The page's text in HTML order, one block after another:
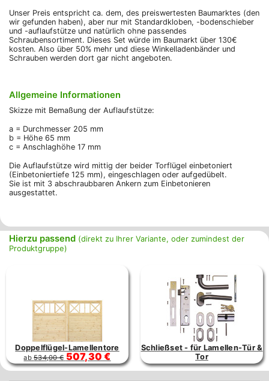
Unser Preis entspricht ca. dem, des preiswertesten Baumarktes (den
wir gefunden haben), aber nur mit Standardkloben, -bodenschieber
und -auflaufstütze und natürlich ohne passendes
Schraubensortiment. Dieses Set würde im Baumarkt über 130€
kosten. Also über 50% mehr und diese Winkelladenbänder und
Schrauben werden dort gar nicht angeboten.
Allgemeine Informationen
Skizze mit Bemaßung der Auflaufstütze:
a = Durchmesser 205 mm
b = Höhe 65 mm
c = Anschlaghöhe 17 mm
Die Auflaufstütze wird mittig der beider Torflügel einbetoniert
(Einbetoniertiefe 125 mm), eingeschlagen oder aufgedübelt.
Sie ist mit 3 abschraubbaren Ankern zum Einbetonieren
ausgestattet.
Hierzu passend (direkt zu Ihrer Variante, oder zumindest der
Produktgruppe)
Doppelflügel-Lamellentore
ab534,00 € 507,30 €
Schließset - für Lamellen-Tür &
Tor